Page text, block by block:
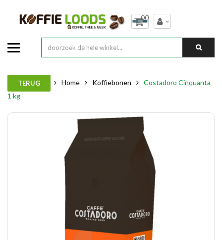
00
TERUG Home Koffiebonen
Costadoro Cinquanta
1 kg